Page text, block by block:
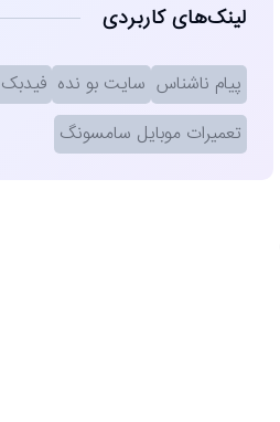
لینک‌های کاربردی
پیام ناشناس سایت بو نده
تعمیرات موبایل سامسونگ